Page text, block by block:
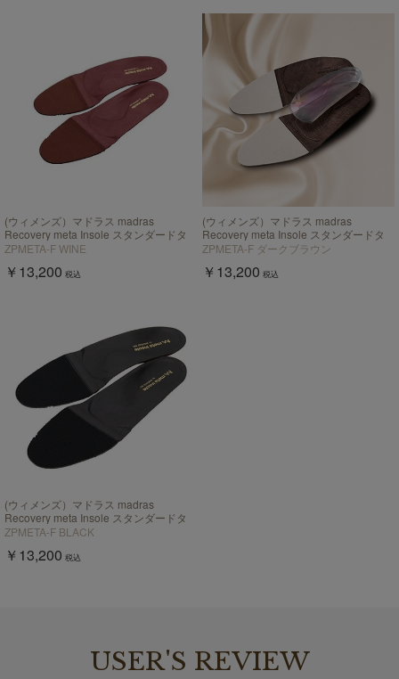
(ウィメンズ）マドラス madras
Recovery meta Insole スタンダードタ
イプ "歩行の質を上げる”【返品不可商
ZPMETA-F WINE
￥13,200 税込
(ウィメンズ）マドラス madras
Recovery meta Insole スタンダードタ
イプ "歩行の質を上げる”【返品不可商
ZPMETA-F ダークブラウン
￥13,200 税込
(ウィメンズ）マドラス madras
Recovery meta Insole スタンダードタ
イプ "歩行の質を上げる”【返品不可商
ZPMETA-F BLACK
￥13,200 税込
USER'S REVIEW